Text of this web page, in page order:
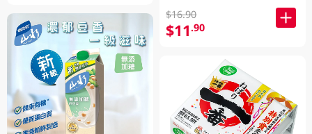
$16.90
$11.90